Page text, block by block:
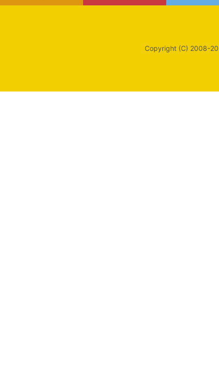
Copyright (C) 2008-